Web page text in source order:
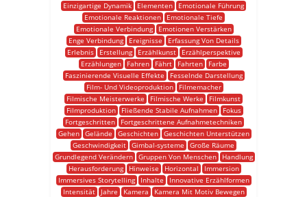
Einzigartige Dynamik
Elementen
Emotionale Führung
Emotionale Reaktionen
Emotionale Tiefe
Emotionale Verbindung
Emotionen Verstärken
Enge Verbindung
Ereignisse
Erfassung Von Details
Erlebnis
Erstellung Erzählkunst
Erzählperspektive
Erzählungen
Fahren Fährt Fahrten
Farbe
Faszinierende Visuelle Effekte
Fesselnde Darstellung
Film- Und Videoproduktion
Filmemacher
Filmische Meisterwerke
Filmische Werke
Filmkunst
Filmproduktion
Fließende Stabile Aufnahmen
Fokus
Fortgeschritten
Fortgeschrittene Aufnahmetechniken
Gehen
Gelände Geschichten
Geschichten Unterstützen
Geschwindigkeit Gimbal-systeme
Große Räume
Grundlegend Verändern
Gruppen Von Menschen
Handlung
Herausforderung
Hinweise Horizontal
Immersion
Immersives Storytelling
Inhalte
Innovative Erzählformen
Intensität
Jahre Kamera
Kamera Mit Motiv Bewegen